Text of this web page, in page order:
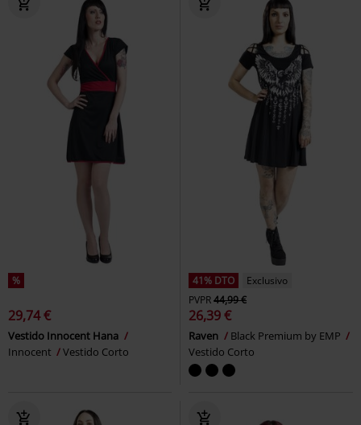
%
29,74 €
Vestido Innocent Hana
Innocent
Vestido Corto
41% DTO
Exclusivo
PVPR44,99 €
26,39 €
Raven
Black Premium by EMP
Vestido Corto